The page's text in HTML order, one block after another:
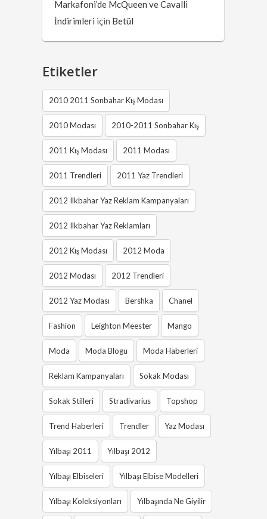
Markafoni’de McQueen ve Cavalli
İndirimleri için Betül
Etiketler
2010 2011 Sonbahar Kış Modası
2010 Modası 2010-2011 Sonbahar Kış
2011 Kış Modası 2011 Modası
2011 Trendleri 2011 Yaz Trendleri
2012 Ilkbahar Yaz Reklam Kampanyaları
2012 Ilkbahar Yaz Reklamları
2012 Kış Modası 2012 Moda
2012 Modası 2012 Trendleri
2012 Yaz Modası Bershka Chanel
Fashion Leighton Meester Mango
Moda Moda Blogu Moda Haberleri
Reklam Kampanyaları Sokak Modası
Sokak Stilleri Stradivarius Topshop
Trend Haberleri Trendler Yaz Modası
Yılbaşı 2011 Yılbaşı 2012
Yılbaşı Elbiseleri Yılbaşı Elbise Modelleri
Yılbaşı Koleksiyonları Yılbaşında Ne Giyilir